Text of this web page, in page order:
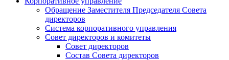
Обращение Заместителя Председателя Совета
директоров
Система корпоративного управления
Совет директоров и комитеты
Совет директоров
Состав Совета директоров